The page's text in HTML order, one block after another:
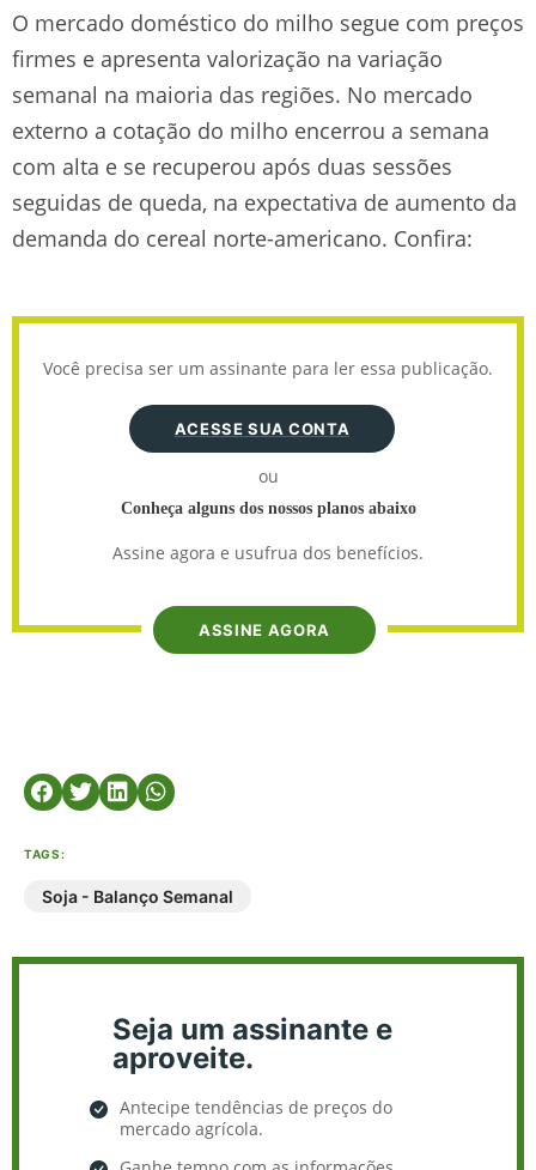
O mercado doméstico do milho segue com preços
firmes e apresenta valorização na variação
semanal na maioria das regiões. No mercado
externo a cotação do milho encerrou a semana
com alta e se recuperou após duas sessões
seguidas de queda, na expectativa de aumento da
demanda do cereal norte-americano. Confira:
Você precisa ser um assinante para ler essa publicação.
ACESSE SUA CONTA
ou
Conheça alguns dos nossos planos abaixo
Assine agora e usufrua dos benefícios.
ASSINE AGORA
TAGS:
Soja - Balanço Semanal
Seja um assinante e
aproveite.
Antecipe tendências de preços do
mercado agrícola.